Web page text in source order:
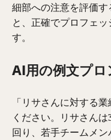
細部への注意を評価
と、正確でプロフェ
す。
AI用の例文プロ
「リサさんに対する
ください。リサさん
回り、若手チームメ